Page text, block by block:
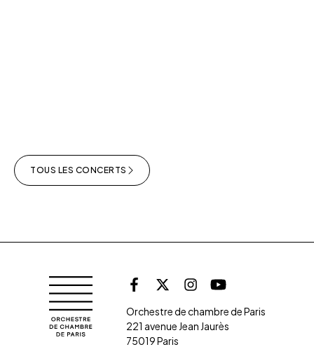
TOUS LES CONCERTS
Orchestre de chambre de Paris
Retrouvez
FacebookX (Twitter)
InstagramYoutube
Orchestre de chambre de Paris
221 avenue Jean Jaurès
75019 Paris